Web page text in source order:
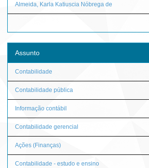
Almeida, Karla Katiuscia Nóbrega de
Assunto
Contabilidade
Contabilidade pública
Informação contábil
Contabilidade gerencial
Ações (Finanças)
Contabilidade - estudo e ensino